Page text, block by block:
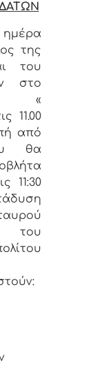
ημέρα
της
του
στο
«
11.00
από
θα
11:30
του